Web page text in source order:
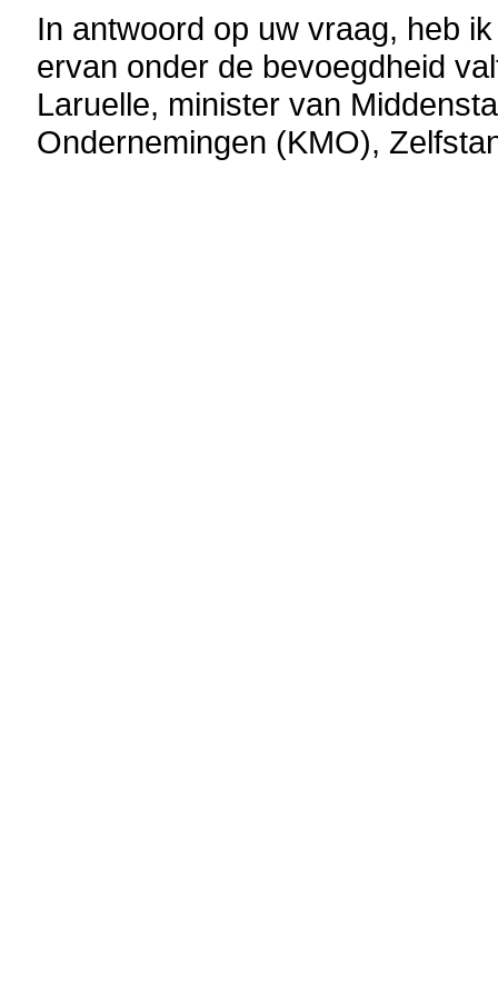
In antwoord op uw vraag, heb
ervan onder de bevoegdheid
Laruelle, minister van
Ondernemingen (KMO),